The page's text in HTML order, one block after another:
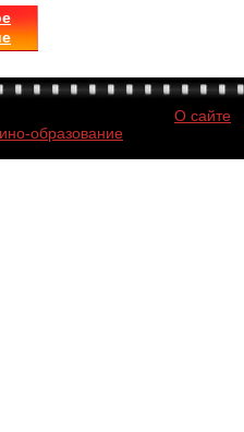
образование
О сайте